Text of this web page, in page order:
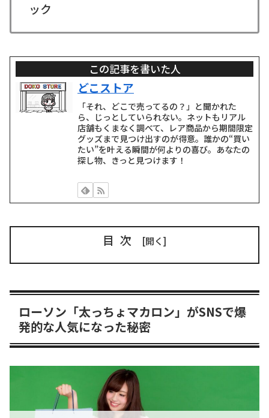
ック
この記事を書いた人
どこストア
「それ、どこで売ってるの？」と聞かれた
ら、じっとしていられない。ネットもリアル
店舗もくまなく調べて、レア商品から期間限定
グッズまで見つけ出すのが得意。誰かの“買い
たい”を叶える瞬間が何よりの喜び。あなたの
探し物、きっと見つけます！
目次
ローソン「太っちょマカロン」がSNSで爆
発的な人気になった秘密